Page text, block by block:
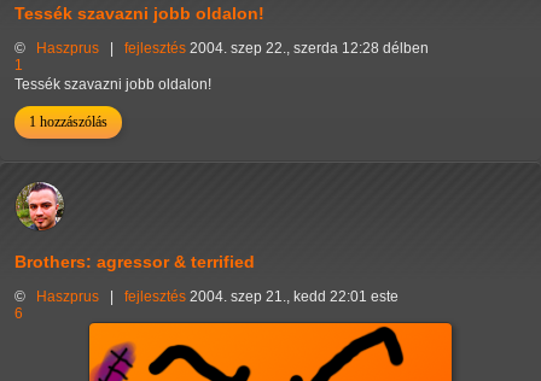
Tessék szavazni jobb oldalon!
© Haszprus | fejlesztés 2004. szep 22., szerda 12:28 délben
1
Tessék szavazni jobb oldalon!
1 hozzászólás
Brothers: agressor & terrified
© Haszprus | fejlesztés 2004. szep 21., kedd 22:01 este
6